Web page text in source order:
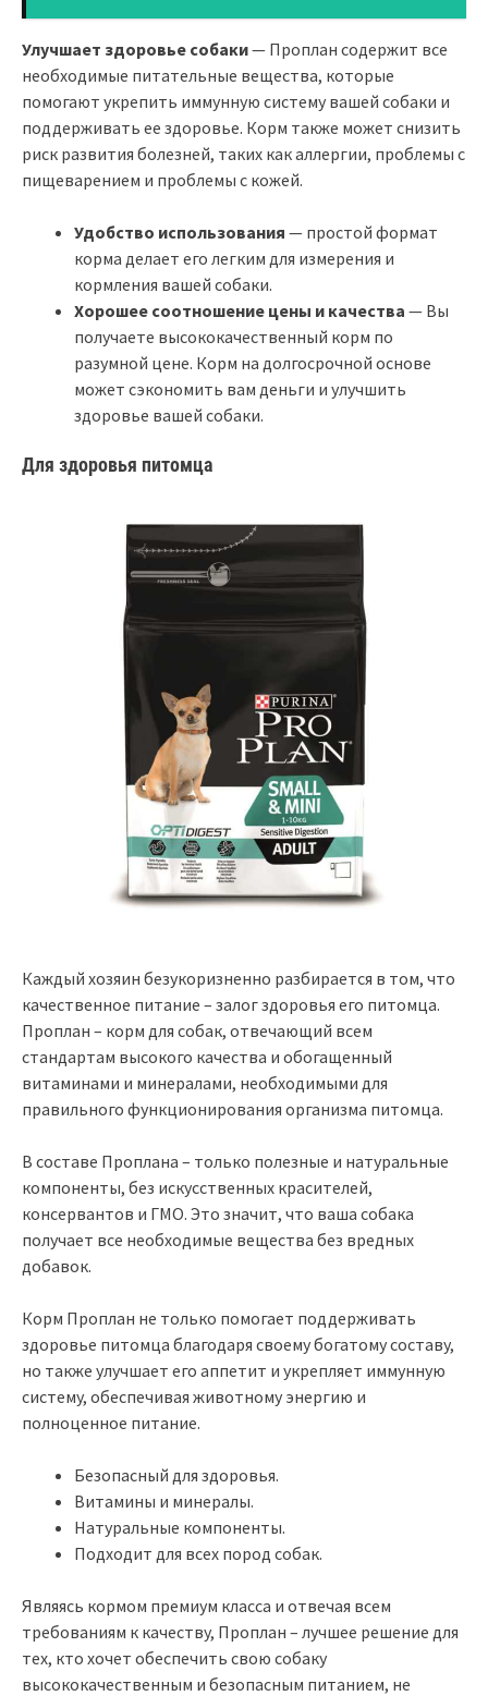
Улучшает здоровье собаки— Проплан содержит все
необходимые питательные вещества, которые
помогают укрепить иммунную систему вашей собаки и
поддерживать ее здоровье. Корм также может снизить
риск развития болезней, таких как аллергии, проблемы с
пищеварением и проблемы с кожей.
Удобство использования — простой формат
корма делает его легким для измерения и
кормления вашей собаки.
Хорошее соотношение цены и качества — Вы
получаете высококачественный корм по
разумной цене. Корм на долгосрочной основе
может сэкономить вам деньги и улучшить
здоровье вашей собаки.
Для здоровья питомца
Каждый хозяин безукоризненно разбирается в том, что
качественное питание – залог здоровья его питомца.
Проплан – корм для собак, отвечающий всем
стандартам высокого качества и обогащенный
витаминами и минералами, необходимыми для
правильного функционирования организма питомца.
В составе Проплана – только полезные и натуральные
компоненты, без искусственных красителей,
консервантов и ГМО. Это значит, что ваша собака
получает все необходимые вещества без вредных
добавок.
Корм Проплан не только помогает поддерживать
здоровье питомца благодаря своему богатому составу,
но также улучшает его аппетит и укрепляет иммунную
систему, обеспечивая животному энергию и
полноценное питание.
Безопасный для здоровья.
Витамины и минералы.
Натуральные компоненты.
Подходит для всех пород собак.
Являясь кормом премиум класса и отвечая всем
требованиям к качеству, Проплан – лучшее решение для
тех, кто хочет обеспечить свою собаку
высококачественным и безопасным питанием, не